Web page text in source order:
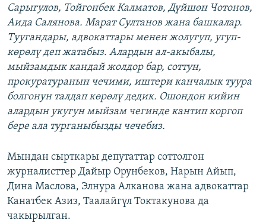
Сарыгулов, Тойгонбек Калматов, Дүйшөн Чотонов,
Аида Салянова. Марат Султанов жана башкалар.
Туугандары, адвокаттары менен жолугуп, угуп-
көрөлү деп жатабыз. Алардын ал-акыбалы,
мыйзамдык кандай жолдор бар, соттун,
прокуратуранын чечими, иштери канчалык туура
болгонун талдап көрөлү дедик. Ошондон кийин
алардын укугун мыйзам чегинде кантип коргоп
бере ала турганыбызды чечебиз.
Мындан сырткары депутаттар соттолгон
журналисттер Дайыр Орунбеков, Нарын Айып,
Дина Маслова, Элнура Алканова жана адвокаттар
Канатбек Азиз, Таалайгүл Токтакунова да
чакырылган.